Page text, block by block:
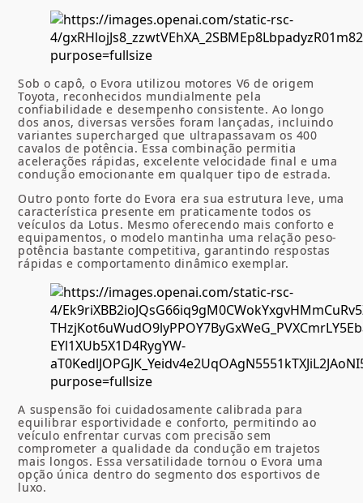
Sob o capô, o Evora utilizou motores V6 de origem
Toyota, reconhecidos mundialmente pela
confiabilidade e desempenho consistente. Ao longo
dos anos, diversas versões foram lançadas, incluindo
variantes supercharged que ultrapassavam os 400
cavalos de potência. Essa combinação permitia
acelerações rápidas, excelente velocidade final e uma
condução emocionante em qualquer tipo de estrada.
Outro ponto forte do Evora era sua estrutura leve, uma
característica presente em praticamente todos os
veículos da Lotus. Mesmo oferecendo mais conforto e
equipamentos, o modelo mantinha uma relação peso-
potência bastante competitiva, garantindo respostas
rápidas e comportamento dinâmico exemplar.
A suspensão foi cuidadosamente calibrada para
equilibrar esportividade e conforto, permitindo ao
veículo enfrentar curvas com precisão sem
comprometer a qualidade da condução em trajetos
mais longos. Essa versatilidade tornou o Evora uma
opção única dentro do segmento dos esportivos de
luxo.